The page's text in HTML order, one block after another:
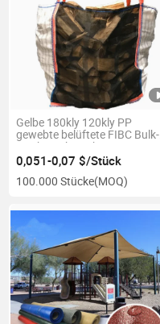
Gelbe 180kly 120kly PP
gewebte belüftete FIBC Bulk-
Mesh-Sacktaschen
0,051-0,07 $/Stück
100.000 Stücke(MOQ)